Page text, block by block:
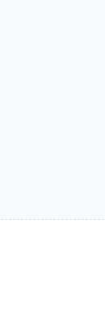
می‌شود، که
پرس گرند، از این
ایجاد خطرات
روشن
گرند